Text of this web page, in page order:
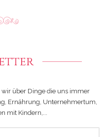
über Dinge die uns immer
Ernährung, Unternehmertum,
mit Kindern,...